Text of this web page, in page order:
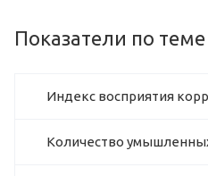
Показатели по теме
Индекс восприятия
Количество